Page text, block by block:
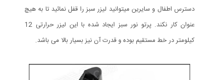
دسترس اطفال و سایرین میتوانید لیزر سبز را قفل نمائید تا به هیچ
عنوان کار نکند. پرتو نور سبز ایجاد شده با این لیزر حرارتی 12
کیلومتر در خط مستقیم بوده و قدرت آن نیز بسیار بالا می باشد.